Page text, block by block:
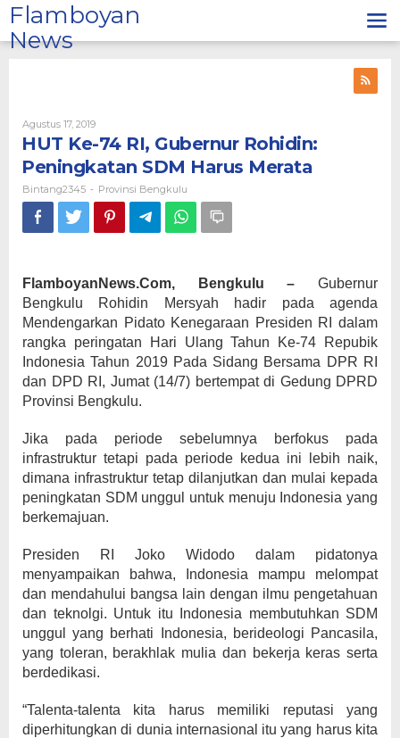
Lewati
ke
konten
Flamboyan
News
Agustus 17, 2019Oleh
Bintang2345
HUT Ke-74 RI, Gubernur Rohidin:
Peningkatan SDM Harus Merata
Bintang2345 - Provinsi Bengkulu
FlamboyanNews.Com, Bengkulu – Gubernur
Bengkulu Rohidin Mersyah hadir pada agenda
Mendengarkan Pidato Kenegaraan Presiden RI dalam
rangka peringatan Hari Ulang Tahun Ke-74 Repubik
Indonesia Tahun 2019 Pada Sidang Bersama DPR RI
dan DPD RI, Jumat (14/7) bertempat di Gedung DPRD
Provinsi Bengkulu.
Jika pada periode sebelumnya berfokus pada
infrastruktur tetapi pada periode kedua ini lebih naik,
dimana infrastruktur tetap dilanjutkan dan mulai kepada
peningkatan SDM unggul untuk menuju Indonesia yang
berkemajuan.
Presiden RI Joko Widodo dalam pidatonya
menyampaikan bahwa, Indonesia mampu melompat
dan mendahului bangsa lain dengan ilmu pengetahuan
dan teknolgi. Untuk itu Indonesia membutuhkan SDM
unggul yang berhati Indonesia, berideologi Pancasila,
yang toleran, berakhlak mulia dan bekerja keras serta
berdedikasi.
“Talenta-talenta kita harus memiliki reputasi yang
diperhitungkan di dunia internasional itu yang harus kita